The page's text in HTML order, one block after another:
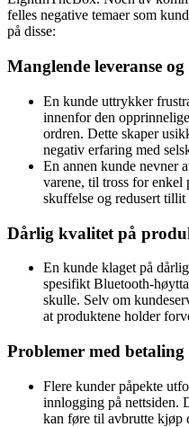
felles negative temaer som
på disse:
Manglende leveranse
En kunde uttrykker
innenfor den
ordren. Dette skaper
negativ erfaring med
En annen kunde nevner
varene, til tross for enkel
skuffelse og redusert tillit
Dårlig kvalitet på
En kunde klaget på
spesifikt Bluetooth-
skulle. Selv om
at produktene holder
Problemer med
Flere kunder påpekte
innlogging på nettsiden.
kan føre til avbrutte kjøp